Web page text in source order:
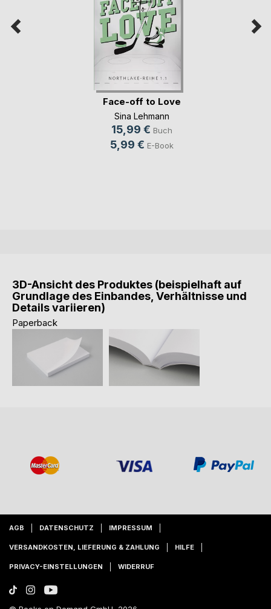
Face-off to Love
Sina Lehmann
15,99 € Buch
5,99 € E-Book
3D-Ansicht des Produktes (beispielhaft auf
Grundlage des Einbandes, Verhältnisse und
Details variieren)
Paperback
AGB DATENSCHUTZ IMPRESSUM
VERSANDKOSTEN, LIEFERUNG & ZAHLUNG HILFE
PRIVACY-EINSTELLUNGEN WIDERRUF